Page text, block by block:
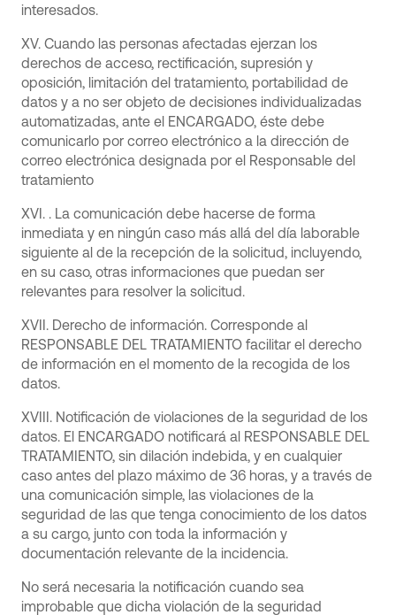
interesados.
XV. Cuando las personas afectadas ejerzan los
derechos de acceso, rectificación, supresión y
oposición, limitación del tratamiento, portabilidad de
datos y a no ser objeto de decisiones individualizadas
automatizadas, ante el ENCARGADO, éste debe
comunicarlo por correo electrónico a la dirección de
correo electrónica designada por el Responsable del
tratamiento
XVI. . La comunicación debe hacerse de forma
inmediata y en ningún caso más allá del día laborable
siguiente al de la recepción de la solicitud, incluyendo,
en su caso, otras informaciones que puedan ser
relevantes para resolver la solicitud.
XVII. Derecho de información. Corresponde al
RESPONSABLE DEL TRATAMIENTO facilitar el derecho
de información en el momento de la recogida de los
datos.
XVIII. Notificación de violaciones de la seguridad de los
datos. El ENCARGADO notificará al RESPONSABLE DEL
TRATAMIENTO, sin dilación indebida, y en cualquier
caso antes del plazo máximo de 36 horas, y a través de
una comunicación simple, las violaciones de la
seguridad de las que tenga conocimiento de los datos
a su cargo, junto con toda la información y
documentación relevante de la incidencia.
No será necesaria la notificación cuando sea
improbable que dicha violación de la seguridad